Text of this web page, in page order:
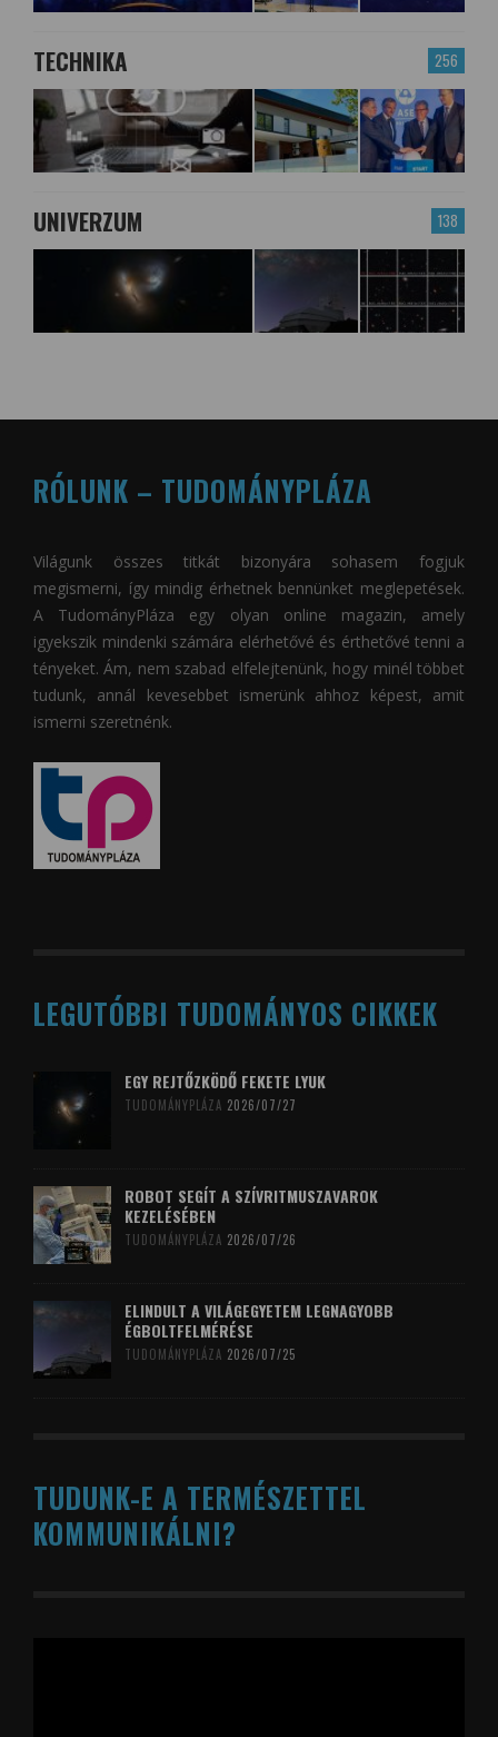
256
TECHNIKA
138
UNIVERZUM
RÓLUNK – TUDOMÁNYPLÁZA
Világunk összes titkát bizonyára sohasem fogjuk
megismerni, így mindig érhetnek bennünket meglepetések.
A TudományPláza egy olyan online magazin, amely
igyekszik mindenki számára elérhetővé és érthetővé tenni a
tényeket. Ám, nem szabad elfelejtenünk, hogy minél többet
tudunk, annál kevesebbet ismerünk ahhoz képest, amit
ismerni szeretnénk.
LEGUTÓBBI TUDOMÁNYOS CIKKEK
EGY REJTŐZKÖDŐ FEKETE LYUK
TUDOMÁNYPLÁZA 2026/07/27
ROBOT SEGÍT A SZÍVRITMUSZAVAROK
KEZELÉSÉBEN
TUDOMÁNYPLÁZA 2026/07/26
ELINDULT A VILÁGEGYETEM LEGNAGYOBB
ÉGBOLTFELMÉRÉSE
TUDOMÁNYPLÁZA 2026/07/25
TUDUNK-E A TERMÉSZETTEL
KOMMUNIKÁLNI?